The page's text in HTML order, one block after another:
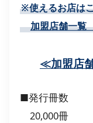
※使えるお店は
加盟店舗一
≪加盟店
■発行冊数
20,000冊